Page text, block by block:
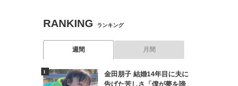
RANKING ランキング
週間 月間
金田朋子 結婚14年目に夫に
告げた苦しさ「僕が夢を諦